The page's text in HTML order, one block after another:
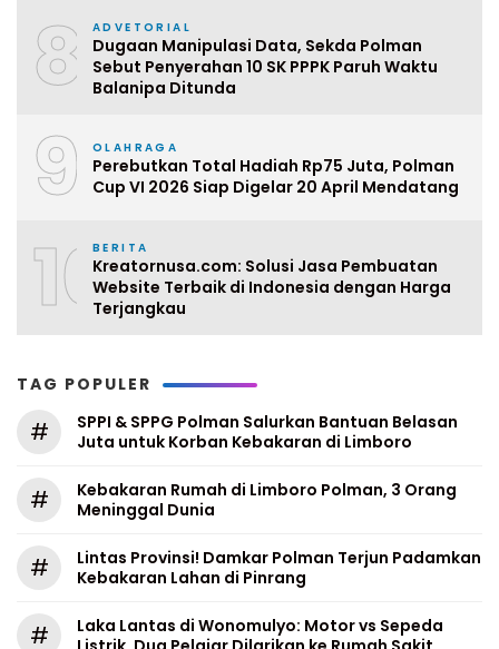
8 ADVETORIAL
Dugaan Manipulasi Data, Sekda Polman
Sebut Penyerahan 10 SK PPPK Paruh Waktu
Balanipa Ditunda
9 OLAHRAGA
Perebutkan Total Hadiah Rp75 Juta, Polman
Cup VI 2026 Siap Digelar 20 April Mendatang
10BERITA
Kreatornusa.com: Solusi Jasa Pembuatan
Website Terbaik di Indonesia dengan Harga
Terjangkau
TAG POPULER
#
SPPI & SPPG Polman Salurkan Bantuan Belasan
Juta untuk Korban Kebakaran di Limboro
#
Kebakaran Rumah di Limboro Polman, 3 Orang
Meninggal Dunia
#
Lintas Provinsi! Damkar Polman Terjun Padamkan
Kebakaran Lahan di Pinrang
#
Laka Lantas di Wonomulyo: Motor vs Sepeda